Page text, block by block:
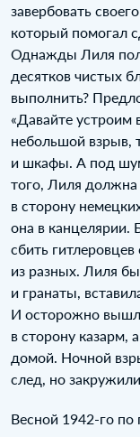
завербовать
который помогал
Однажды Лиля
десятков чистых
выполнить?
«Давайте устроим
небольшой взрыв,
и шкафы. А под
того, Лиля должна
в сторону
она в канцелярии.
сбить
из разных. Лиля
и гранаты,
И осторожно
в сторону казарм,
домой. Ночной
след, но
Весной 1942‑го